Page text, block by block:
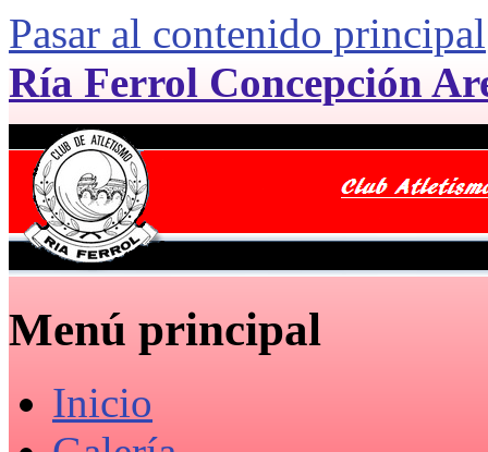
Pasar al contenido principal
Ría Ferrol Concepción
Menú principal
Inicio